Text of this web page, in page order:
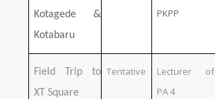
Kotagede &
Kotabaru
PKPP
Field Trip to
XT Square
Tentative
Lecturer of
PA 4